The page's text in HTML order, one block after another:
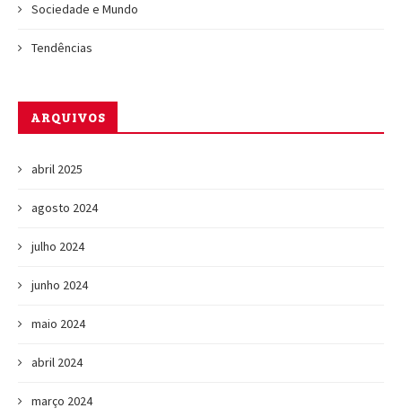
Sociedade e Mundo
Tendências
ARQUIVOS
abril 2025
agosto 2024
julho 2024
junho 2024
maio 2024
abril 2024
março 2024